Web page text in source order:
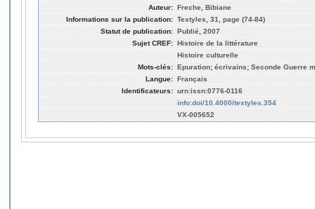
Auteur: Freche, Bibiane
Informations sur la publication: Textyles, 31, page (74-84)
Statut de publication: Publié, 2007
Sujet CREF: Histoire de la littérature
Histoire culturelle
Mots-clés: Epuration; écrivains; Seconde Guerre
Langue: Français
Identificateurs: urn:issn:0776-0116
info:doi/10.4000/textyles.354
VX-005652